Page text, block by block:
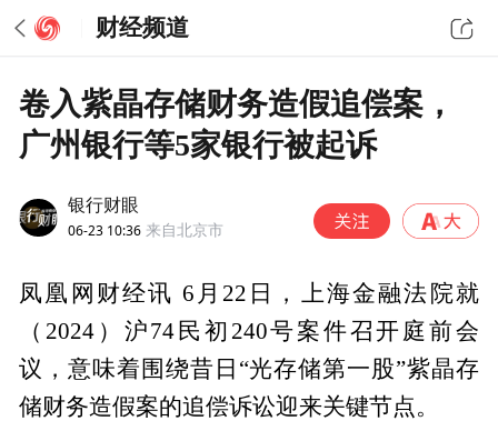
财经频道
卷入紫晶存储财务造假追偿案，
广州银行等5家银行被起诉
银行财眼
06-23 10:36 来自北京市
凤凰网财经讯 6月22日，上海金融法院就
（2024）沪74民初240号案件召开庭前会
议，意味着围绕昔日“光存储第一股”紫晶存
储财务造假案的追偿诉讼迎来关键节点。